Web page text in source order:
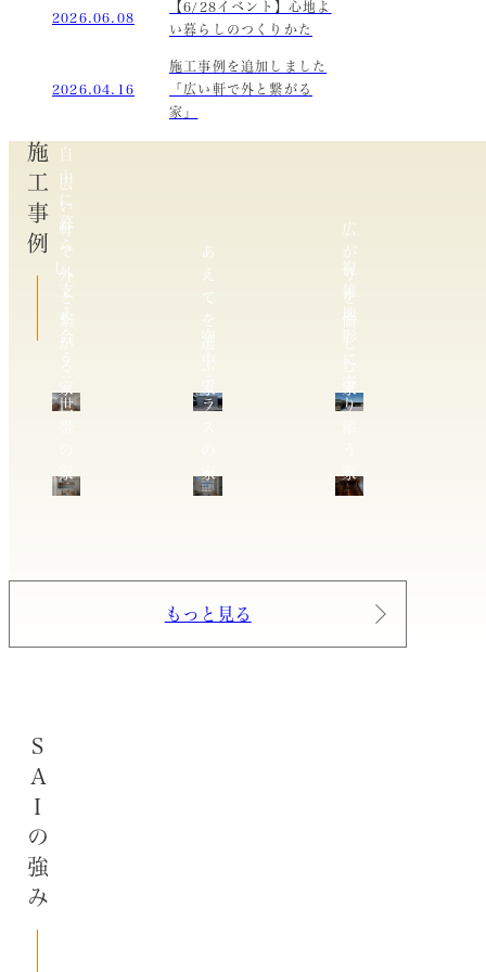
2026.06.08
【6/28イベント】心地よ
い暮らしのつくりかた
2026.04.16
施工事例を追加しました
「広い軒で外と繋がる
家」
施工事例
広
い
軒
で
外
と
繋
が
る
あ
え
て
を
選
広
が
り
を
愉
し
自
由
に
暮
ら
し、
支
え
合
う
世
家
空
ラ
家
複
雑
地
形
り
家
もっと見る
SAIの強み